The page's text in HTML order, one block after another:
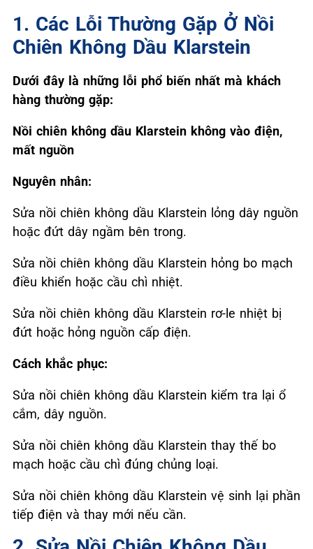
1. Các Lỗi Thường Gặp Ở Nồi
Chiên Không Dầu Klarstein
Dưới đây là những lỗi phổ biến nhất mà khách
hàng thường gặp:
Nồi chiên không dầu Klarstein không vào điện,
mất nguồn
Nguyên nhân:
Sửa nồi chiên không dầu Klarstein lỏng dây nguồn
hoặc đứt dây ngầm bên trong.
Sửa nồi chiên không dầu Klarstein hỏng bo mạch
điều khiển hoặc cầu chì nhiệt.
Sửa nồi chiên không dầu Klarstein rơ-le nhiệt bị
đứt hoặc hỏng nguồn cấp điện.
Cách khắc phục:
Sửa nồi chiên không dầu Klarstein kiểm tra lại ổ
cắm, dây nguồn.
Sửa nồi chiên không dầu Klarstein thay thế bo
mạch hoặc cầu chì đúng chủng loại.
Sửa nồi chiên không dầu Klarstein vệ sinh lại phần
tiếp điện và thay mới nếu cần.